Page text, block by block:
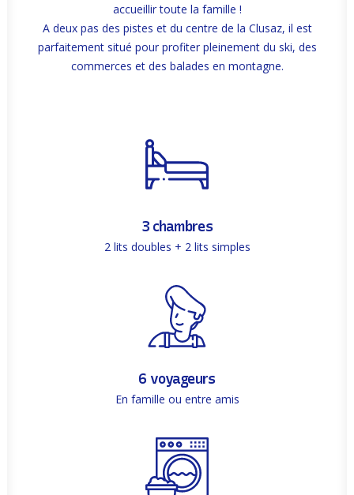
accueillir toute la famille !
A deux pas des pistes et du centre de la Clusaz, il est
parfaitement situé pour profiter pleinement du ski, des
commerces et des balades en montagne.
3 chambres
2 lits doubles + 2 lits simples
6 voyageurs
En famille ou entre amis